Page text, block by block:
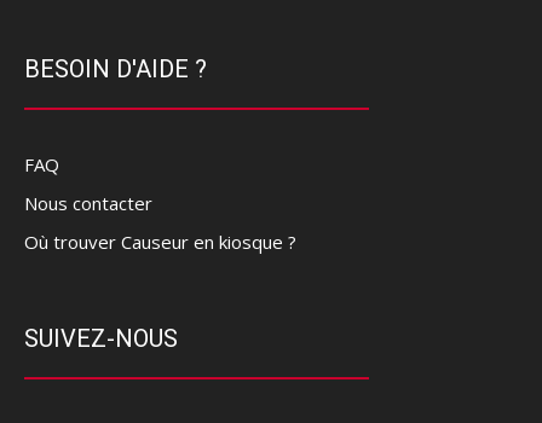
BESOIN D'AIDE ?
FAQ
Nous contacter
Où trouver Causeur en kiosque ?
SUIVEZ-NOUS